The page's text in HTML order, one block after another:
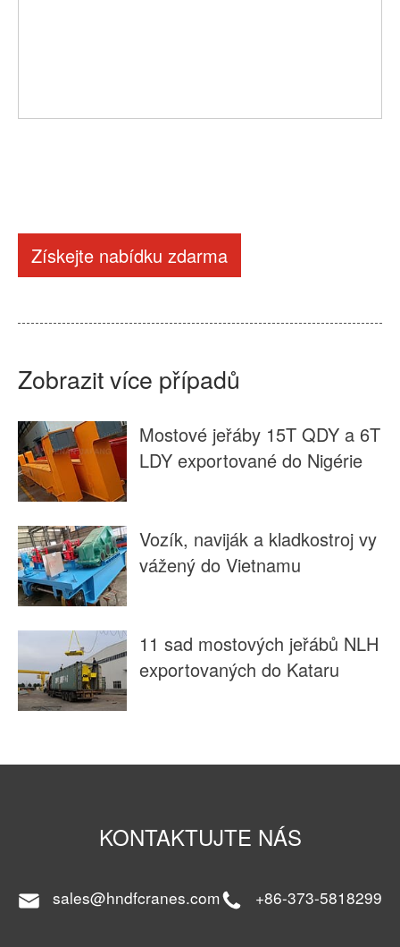
Získejte nabídku zdarma
Zobrazit více případů
Mostové jeřáby 15T QDY a 6T
LDY exportované do Nigérie
Vozík, naviják a kladkostroj vy
vážený do Vietnamu
11 sad mostových jeřábů NLH
exportovaných do Kataru
KONTAKTUJTE NÁS
sales@hndfcranes.com +86-373-5818299